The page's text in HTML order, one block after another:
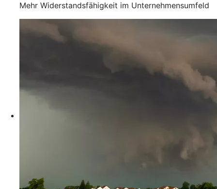
Mehr Widerstandsfähigkeit im Unternehmensumfeld